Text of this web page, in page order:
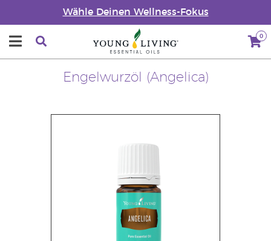
Wähle Deinen Wellness-Fokus
0
Engelwurzöl (Angelica)